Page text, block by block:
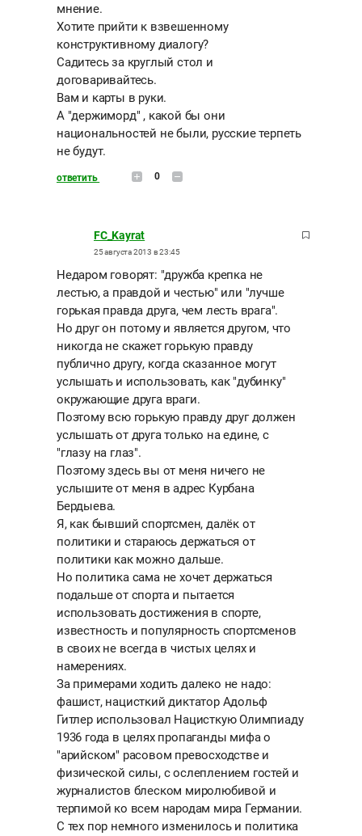
мнение.
Хотите прийти к взвешенному
конструктивному диалогу?
Садитесь за круглый стол и
договаривайтесь.
Вам и карты в руки.
А "держиморд" , какой бы они
национальностей не были, русские терпеть
не будут.
ответить 0
FC_Kayrat
25 августа 2013 в 23:45
Недаром говорят: "дружба крепка не
лестью, а правдой и честью" или "лучше
горькая правда друга, чем лесть врага".
Но друг он потому и является другом, что
никогда не скажет горькую правду
публично другу, когда сказанное могут
услышать и использовать, как "дубинку"
окружающие друга враги.
Поэтому всю горькую правду друг должен
услышать от друга только на едине, с
"глазу на глаз".
Поэтому здесь вы от меня ничего не
услышите от меня в адрес Курбана
Бердыева.
Я, как бывший спортсмен, далёк от
политики и стараюсь держаться от
политики как можно дальше.
Но политика сама не хочет держаться
подальше от спорта и пытается
использовать достижения в спорте,
известность и популярность спортсменов
в своих не всегда в чистых целях и
намерениях.
За примерами ходить далеко не надо:
фашист, нацисткий диктатор Адольф
Гитлер использовал Нацисткую Олимпиаду
1936 года в целях пропаганды мифа о
"арийском" расовом превосходстве и
физической силы, с ослеплением гостей и
журналистов блеском миролюбивой и
терпимой ко всем народам мира Германии.
С тех пор немного изменилось и политика